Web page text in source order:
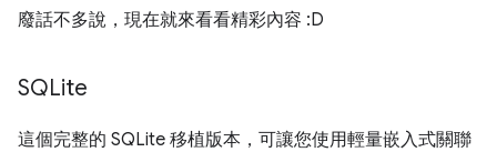
廢話不多說，現在就來看看精彩內容 :D
SQLite
這個完整的 SQLite 移植版本，可讓您使用輕量嵌入式關聯